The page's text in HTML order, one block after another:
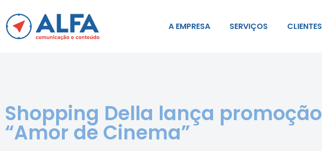
A EMPRESA SERVIÇOS CLIENTES
Shopping Della lança promoção
“Amor de Cinema”